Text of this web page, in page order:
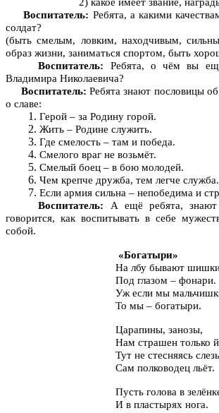
Воспитатель: Ребята, а какими
солдат?
(быть смелым, ловким, находчивым,
образ жизни, заниматься спортом, быть
Воспитатель: Ребята, о чём вы
Владимира Николаевича?
Воспитатель: Ребята знают пословицы
о славе:
Герой – за Родину горой.
Жить – Родине служить.
Где смелость – там и победа.
Смелого враг не возьмёт.
Смелый боец – в бою молодей.
Чем крепче дружба, тем легче служба.
Если армия сильна – непобедима и
Воспитатель: А ещё ребята,
говорится, как воспитывать в себе
собой.
«Богатыри»
На лбу бывают
Под глазом – фонари.
Уж если мы
То мы – богатыри.
Царапины, занозы,
Нам страшен только
Тут не стесняясь
Сам полководец льёт.
Пусть голова в
И в пластырях нога.